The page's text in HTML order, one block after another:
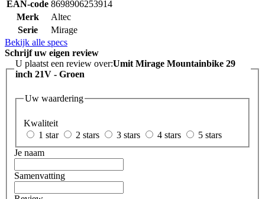
EAN-code 8698906253914
Merk
Altec
Serie
Mirage
Bekijk alle specs
Schrijf uw eigen review
U plaatst een review over:Umit Mirage Mountainbike 29
inch 21V - Groen
Uw waardering
Kwaliteit
1 star
2 stars 3 stars 4 stars
5 stars
Je naam
Samenvatting